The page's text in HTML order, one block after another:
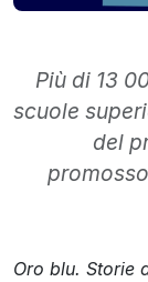
Più di 13
scuole
del
Oro blu. Storie